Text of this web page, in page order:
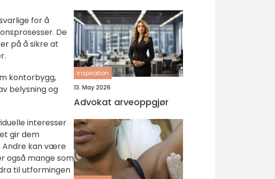
for å
De
på å sikre at
kontorbygg,
belysning og
interesser
gir dem
Andre kan være
også mange som
til utformingen
inspiration
13. May 2026
Advokat arveoppgjør